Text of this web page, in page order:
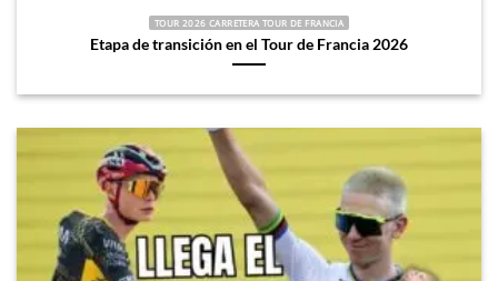
TOUR 2026 CARRETERA TOUR DE FRANCIA
Etapa de transición en el Tour de Francia 2026